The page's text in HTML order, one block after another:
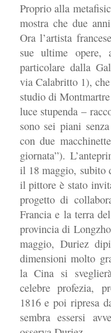
Proprio alla
mostra che due
Ora l’artista
sue ultime opere,
particolare dalla
via Calabritto 1),
studio di
luce stupenda –
sono sei piani
con due
giornata”).
il 18 maggio, subito
il pittore è stato
progetto di
Francia e la terra
provincia di
maggio, Duriez
dimensioni molto
la Cina si
celebre profezia,
1816 e poi ripresa
sembra essersi